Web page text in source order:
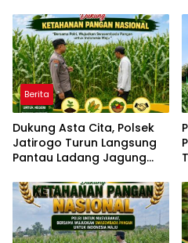
SAMBANGI PETANI JAGUNG
DI DESA KUMPULREJO GUNA
DUKUNG KETAHANAN
PANGAN
Berita
Dukung Asta Cita, Polsek
Jatirogo Turun Langsung
Pantau Ladang Jagung